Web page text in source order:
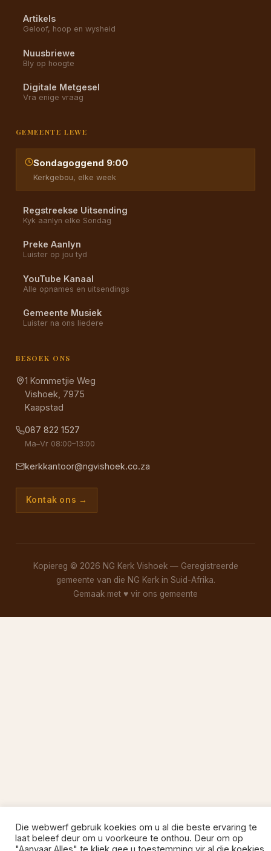
Artikels
Geloof, hoop en wysheid
Nuusbriewe
Bly op hoogte
Digitale Metgesel
Vra enige vraag
GEMEENTE LEWE
Sondagoggend 9:00
Kerkgebou, elke week
Regstreekse Uitsending
Kyk aanlyn elke Sondag
Preke Aanlyn
Luister op jou tyd
YouTube Kanaal
Alle opnames en uitsendings
Gemeente Musiek
Luister na ons liedere
BESOEK ONS
1 Kommetjie Weg
Vishoek, 7975
Kaapstad
087 822 1527
Ma–Vr 08:00–13:00
kerkkantoor@ngvishoek.co.za
Kontak ons →
Kopiereg © 2026 NG Kerk Vishoek — Geregistreerde
gemeente van die NG Kerk in Suid-Afrika.
Gemaak met ♥ vir ons gemeente
Die webwerf gebruik koekies om u al die beste ervaring te
laat beleef deur om u voorkeure te onthou. Deur om op